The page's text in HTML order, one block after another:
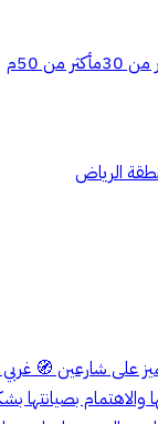
30م أكثر من 50م
الرياض